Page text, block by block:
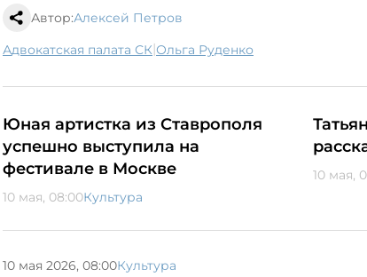
Автор:Алексей Петров
Адвокатская палата СК| Ольга Руденко
Юная артистка из Ставрополя
успешно выступила на
фестивале в Москве
10 мая, 08:00Культура
10 мая,
10 мая 2026, 08:00Культура